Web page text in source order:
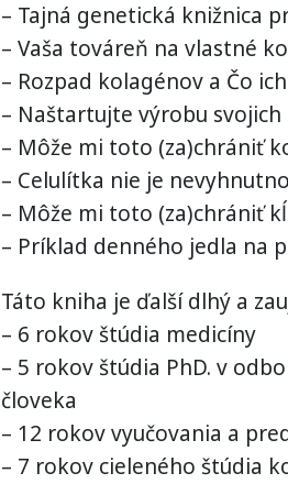
– Tajná genetická knižnica
– Vaša továreň na vlastné
– Rozpad kolagénov a Čo
– Naštartujte výrobu svojich
– Môže mi toto (za)chrániť
– Celulítka nie je
– Môže mi toto (za)chrániť
– Príklad denného jedla na
Táto kniha je ďalší dlhý a
– 6 rokov štúdia medicíny
– 5 rokov štúdia PhD. v
človeka
– 12 rokov vyučovania a
– 7 rokov cieleného štúdia